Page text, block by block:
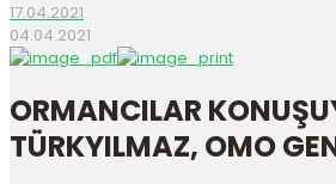
17.04.2021
04.04.2021
ORMANCILAR
TÜRKYILMAZ, OMO